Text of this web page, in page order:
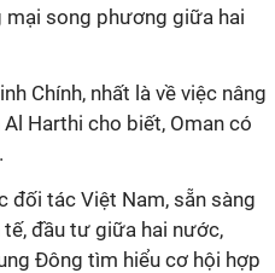
song phương giữa hai
Chính, nhất là về việc nâng
Harthi cho biết, Oman có
đối tác Việt Nam, sẵn sàng
đầu tư giữa hai nước,
Đông tìm hiểu cơ hội hợp